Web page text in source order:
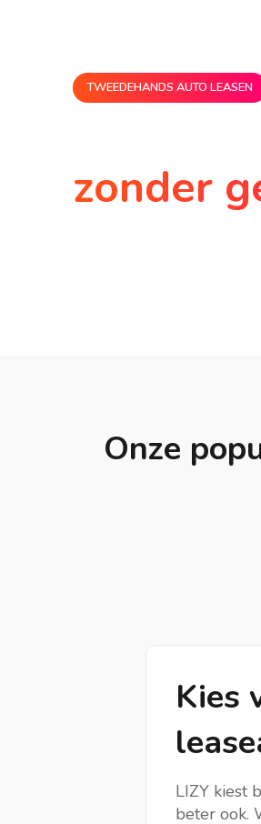
TWEEDEHANDS AUTO LEASEN
zonder
Onze
Kies
LIZY kiest
beter ook.